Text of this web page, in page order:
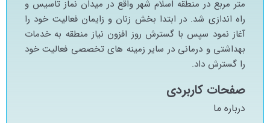
متر مربع در منطقه اسلام شهر واقع در ميدان نماز تاسيس و
راه اندازي شد. در ابتدا بخش زنان و زايمان فعاليت خود را
آغاز نمود سپس با گسترش روز افزون نياز منطقه به خدمات
بهداشتي و درماني در ساير زمينه هاي تخصصي فعاليت خود
را گسترش داد.
صفحات کاربردی
درباره ما